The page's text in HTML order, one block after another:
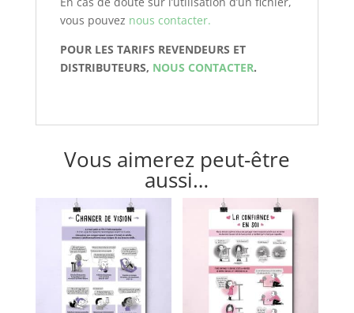
vous pouvez nous contacter.
POUR LES TARIFS REVENDEURS ET
DISTRIBUTEURS, NOUS CONTACTER.
Vous aimerez peut-être
aussi…